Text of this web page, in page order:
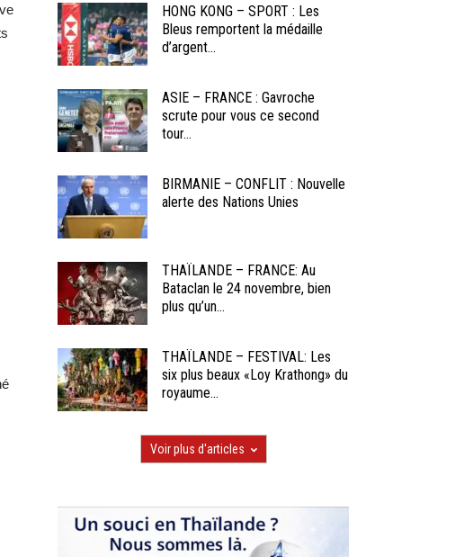
HONG KONG – SPORT : Les
Bleus remportent la médaille
d’argent...
ASIE – FRANCE : Gavroche
scrute pour vous ce second
tour...
BIRMANIE – CONFLIT : Nouvelle
alerte des Nations Unies
THAÏLANDE – FRANCE: Au
Bataclan le 24 novembre, bien
plus qu’un...
THAÏLANDE – FESTIVAL: Les
six plus beaux «Loy Krathong» du
royaume...
Voir plus d'articles